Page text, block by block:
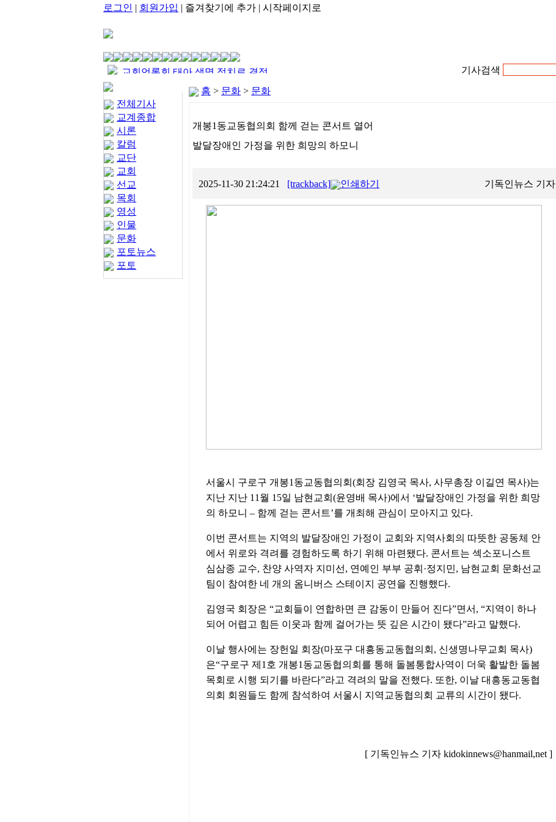
로그인 | 회원가입 | 즐겨찾기에 추가 | 시작페이지로
샬롬나비 호르무즈 해협 안전항행
확보 참여에 대해
한기총 이재명 대통령 임신중지 의
약품 도입 발언 강력 비판
교회언론회 태아 생명 정치로 결정
조속히 데려와야
한교연 낙태 약물 도입 대통령 발언
강력 비판
김진홍 칼럼 금식 8일째에
임성택 시론 정치를 넘보는 종교, 종
교를 이용하는 정치
교회언론회 부모를 보호자1, 보호자
2로 불러도 괜찮나?
성서공회 평택산성교회 후원 코스
타리카에 성경 기증식
김진홍 칼럼 8월 말씀잔치 초청
기사검색
전체기사
교계종합
시론
칼럼
교단
교회
선교
목회
영성
인물
문화
포토뉴스
포토
홈 > 문화 > 문화
개봉1동교동협의회 함께 걷는 콘서트 열어
발달장애인 가정을 위한 희망의 하모니
2025-11-30 21:24:21 [trackback] 인쇄하기 기독인뉴스 기자
서울시 구로구 개봉1동교동협의회(회장 김영국 목사, 사무총장 이길연 목사)는
지난 지난 11월 15일 남현교회(윤영배 목사)에서 ‘발달장애인 가정을 위한 희망
의 하모니 – 함께 걷는 콘서트’를 개최해 관심이 모아지고 있다.
이번 콘서트는 지역의 발달장애인 가정이 교회와 지역사회의 따뜻한 공동체 안
에서 위로와 격려를 경험하도록 하기 위해 마련됐다. 콘서트는 섹소포니스트
심삼종 교수, 찬양 사역자 지미선, 연예인 부부 공휘·정지민, 남현교회 문화선교
팀이 참여한 네 개의 옴니버스 스테이지 공연을 진행했다.
김영국 회장은 “교회들이 연합하면 큰 감동이 만들어 진다”면서, “지역이 하나
되어 어렵고 힘든 이웃과 함께 걸어가는 뜻 깊은 시간이 됐다”라고 말했다.
이날 행사에는 장헌일 회장(마포구 대흥동교동협의회, 신생명나무교회 목사)
은“구로구 제1호 개봉1동교동협의회를 통해 돌봄통합사역이 더욱 활발한 돌봄
목회로 시행 되기를 바란다”라고 격려의 말을 전했다. 또한, 이날 대흥동교동협
의회 회원들도 함께 참석하여 서울시 지역교동협의회 교류의 시간이 됐다.
[ 기독인뉴스 기자 kidokinnews@hanmail,net ]